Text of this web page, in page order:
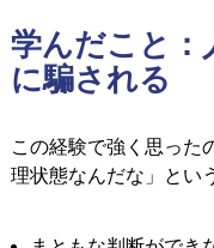
学んだこと：
に騙される
この経験で強く思った
理状態なんだな」とい